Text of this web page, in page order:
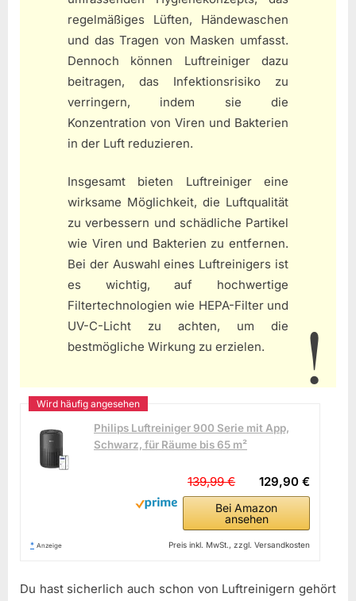
regelmäßiges Lüften, Händewaschen
und das Tragen von Masken umfasst.
Dennoch können Luftreiniger dazu
beitragen, das Infektionsrisiko zu
verringern, indem sie die
Konzentration von Viren und Bakterien
in der Luft reduzieren.
Insgesamt bieten Luftreiniger eine
wirksame Möglichkeit, die Luftqualität
zu verbessern und schädliche Partikel
wie Viren und Bakterien zu entfernen.
Bei der Auswahl eines Luftreinigers ist
es wichtig, auf hochwertige
Filtertechnologien wie HEPA-Filter und
UV-C-Licht zu achten, um die
bestmögliche Wirkung zu erzielen.
Philips Luftreiniger 900 Serie mit App,
Schwarz, für Räume bis 65 m²
129,90 €
139,99 €
Bei Amazon
ansehen
* Anzeige Preis inkl. MwSt., zzgl. Versandkosten
Du hast sicherlich auch schon von Luftreinigern gehört